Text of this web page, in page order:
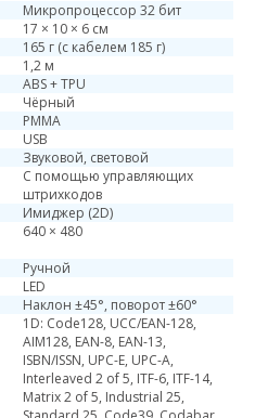
Микропроцессор 32 бит
17 × 10 × 6 см
165 г (с кабелем 185 г)
1,2 м
ABS + TPU
Чёрный
PMMA
USB
Звуковой, световой
С помощью управляющих
штрихкодов
Имиджер (2D)
640 × 480
Ручной
LED
Наклон ±45°, поворот ±60°
1D: Code128, UCC/EAN-128,
AIM128, EAN-8, EAN-13,
ISBN/ISSN, UPC-E, UPC-A,
Interleaved 2 of 5, ITF-6, ITF-14,
Matrix 2 of 5, Industrial 25,